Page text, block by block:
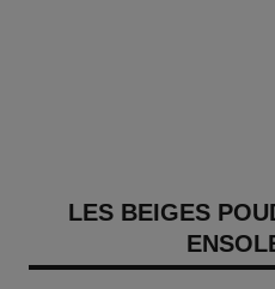
LES BEIGES